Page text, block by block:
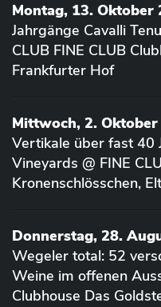
Montag, 13. Oktober
Jahrgänge Cavalli
CLUB FINE CLUB
Frankfurter Hof
Mittwoch, 2.
Vertikale über fast 40
Vineyards @ FINE
Kronenschlösschen,
Donnerstag, 28.
Wegeler total: 52
Weine im offenen
Clubhouse Das